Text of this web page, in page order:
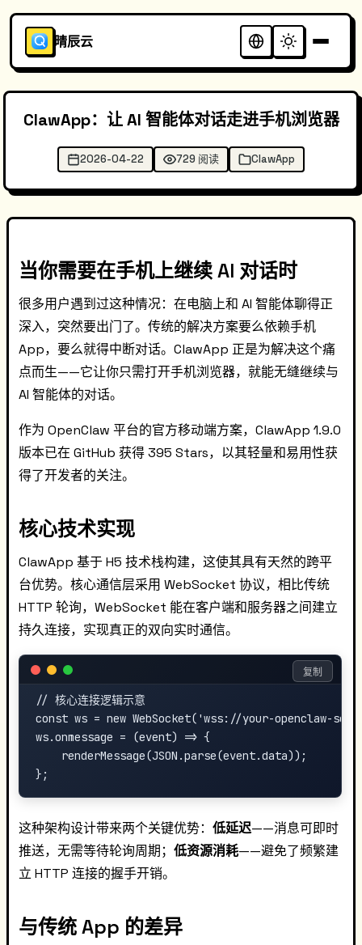
晴辰云
ClawApp：让 AI 智能体对话走进手机浏览器
2026-04-22 729 阅读 ClawApp
当你需要在手机上继续 AI 对话时
很多用户遇到过这种情况：在电脑上和 AI 智能体聊得正
深入，突然要出门了。传统的解决方案要么依赖手机
App，要么就得中断对话。ClawApp 正是为解决这个痛
点而生——它让你只需打开手机浏览器，就能无缝继续与
AI 智能体的对话。
作为 OpenClaw 平台的官方移动端方案，ClawApp 1.9.0
版本已在 GitHub 获得 395 Stars，以其轻量和易用性获
得了开发者的关注。
核心技术实现
ClawApp 基于 H5 技术栈构建，这使其具有天然的跨平
台优势。核心通信层采用 WebSocket 协议，相比传统
HTTP 轮询，WebSocket 能在客户端和服务器之间建立
持久连接，实现真正的双向实时通信。
// 核心连接逻辑示意
const ws = new WebSocket('wss://your-openclaw-
ws.onmessage = (event) => {
    renderMessage(JSON.parse(event.data));
复制
这种架构设计带来两个关键优势： 低延迟——消息可即时
推送，无需等待轮询周期； 低资源消耗——避免了频繁建
立 HTTP 连接的握手开销。
与传统 App 的差异